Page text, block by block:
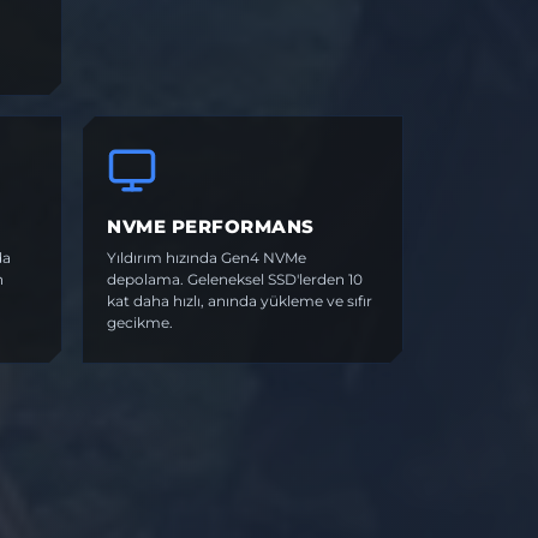
NVME PERFORMANS
Yıldırım hızında Gen4 NVMe
depolama. Geleneksel SSD'lerden 10
kat daha hızlı, anında yükleme ve sıfır
gecikme.